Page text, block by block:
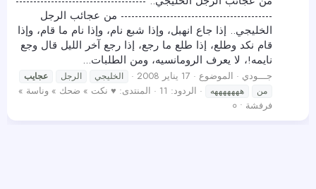
------------------------------------------- من عجائب الرجل
الخليجي.. إذا جاع انهبل، وإذا شبع نام، وإذا نام ما قام، وإذا
قام نكد وطلع، إذا طلع ما رجع، إذا رجع آخر الليل قال وجع
نايمه!، لا يعرف الرومانسيه، ومن الطلبات...
جـــودي الموضوع 17 يناير 2008 الخليجي الرجل
عجايب
من
هههههههه الردود: 11 المنتدى: ♥ نكت » ضحك » وناسة »
فرفشة • ०